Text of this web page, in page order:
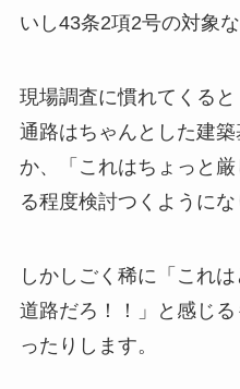
いし43条2項2号の対象
現場調査に慣れてくる
通路はちゃんとした建
か、「これはちょっと
る程度検討つくようにな
しかしごく稀に「これ
道路だろ！！」と感じ
ったりします。